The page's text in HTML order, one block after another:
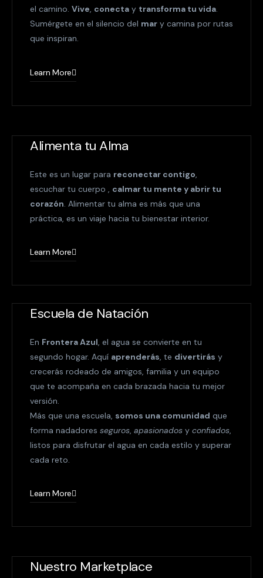
el camino. Vive, conecta y transforma tu vida.
Sumérgete en el silencio del mar y camina por rutas
que inspiran.
Learn More
Alimenta tu Alma
Este es un lugar para reconectar contigo
escuchar tu cuerpo , calmar tu mente y abrir tu
corazón . Alimentar tu alma es más que una
práctica, es un viaje hacia tu bienestar interior.
Learn More
Escuela de Natación
En Frontera Azul, el agua se convierte en tu
segundo hogar. Aquí aprenderás, te divertirás y
crecerás rodeado de amigos, familia y un equipo
que te acompaña en cada brazada hacia tu mejor
versión.
Más que una escuela, somos una comunidad que
forma nadadores seguros, apasionados y confiados,
listos para disfrutar el agua en cada estilo y superar
cada reto.
Learn More
Nuestro Marketplace